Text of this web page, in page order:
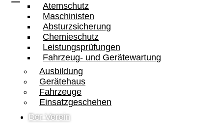
Atemschutz
Maschinisten
Absturzsicherung
Chemieschutz
Leistungsprüfungen
Fahrzeug- und Gerätewartung
Ausbildung
Gerätehaus
Fahrzeuge
Einsatzgeschehen
Der Verein